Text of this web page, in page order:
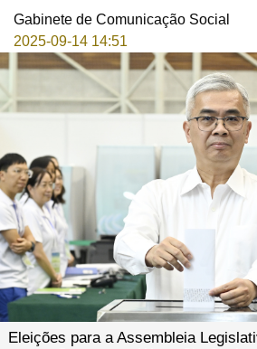
Gabinete de Comunicação Social
2025-09-14 14:51
Eleições para a Assembleia